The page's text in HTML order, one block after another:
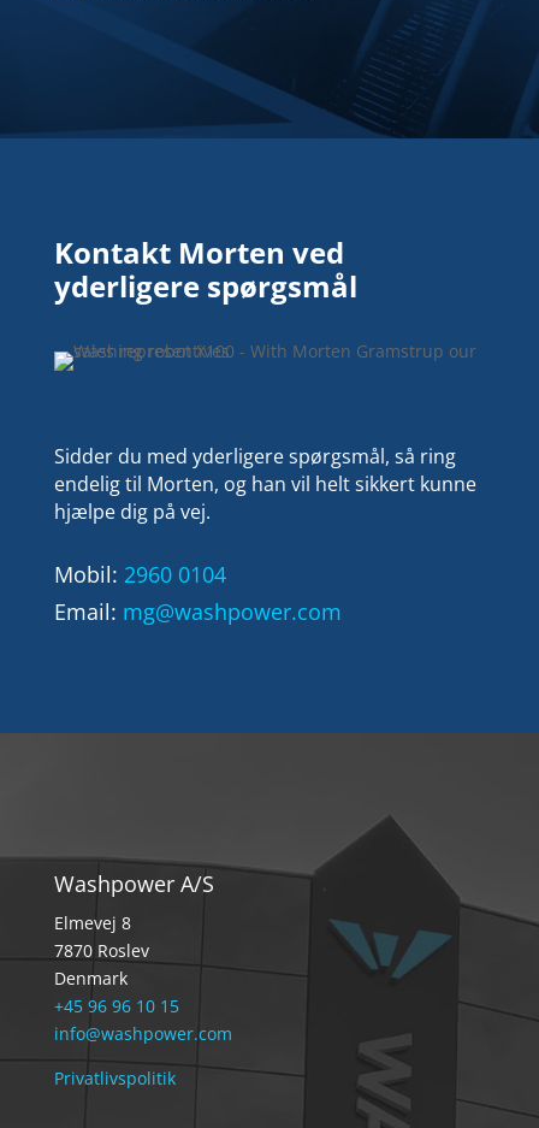
Kontakt Morten ved
yderligere spørgsmål
Sidder du med yderligere spørgsmål, så ring
endelig til Morten, og han vil helt sikkert kunne
hjælpe dig på vej.
Mobil: 2960 0104
Email: mg@washpower.com
Washpower A/S
Elmevej 8
7870 Roslev
Denmark
+45 96 96 10 15
info@washpower.com
Privatlivspolitik